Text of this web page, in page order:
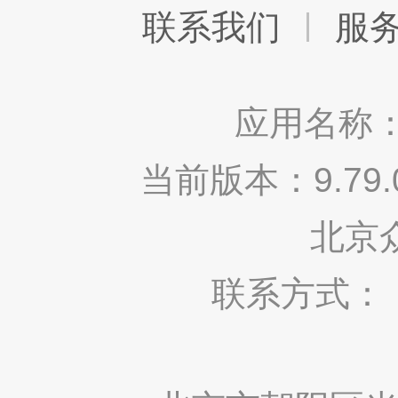
联系我们 服
应用名称
当前版本：
北京
联系方式